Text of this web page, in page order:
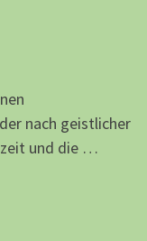
nach geistlicher
und die …